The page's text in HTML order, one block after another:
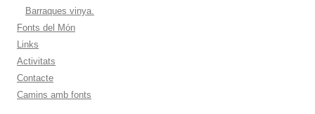
Barraques vinya.
Fonts del Món
Links
Activitats
Contacte
Camins amb fonts